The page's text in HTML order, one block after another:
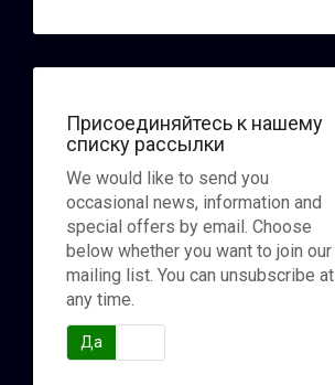
Присоединяйтесь к нашему
списку рассылки
We would like to send you
occasional news, information and
special offers by email. Choose
below whether you want to join our
mailing list. You can unsubscribe at
any time.
Да